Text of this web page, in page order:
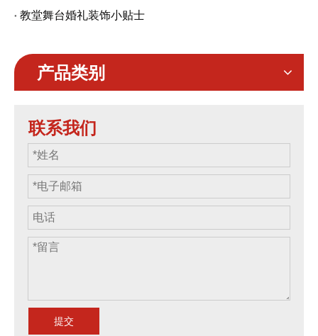
教堂舞台婚礼装饰小贴士
产品类别
联系我们
提交